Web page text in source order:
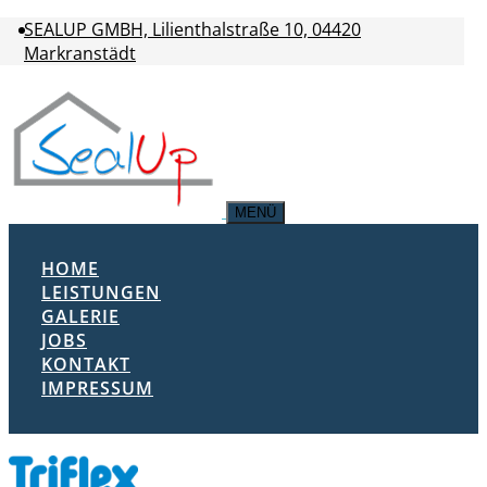
SEALUP GMBH, Lilienthalstraße 10, 04420
Markranstädt
MENÜ
HOME
LEISTUNGEN
GALERIE
JOBS
KONTAKT
IMPRESSUM